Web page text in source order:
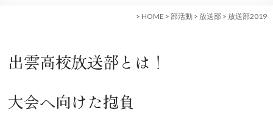
> HOME > 部活動 > 放送部 > 放送部2019
出雲高校放送部とは！
大会へ向けた抱負